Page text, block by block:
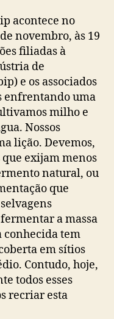
acontece no
novembro, às 19
filiadas à
de
e os associados
enfrentando uma
milho e
Nossos
lição. Devemos,
exijam menos
natural, ou
que
a massa
conhecida tem
em sítios
Contudo, hoje,
todos esses
recriar esta